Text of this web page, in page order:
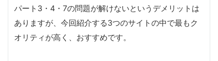
パート3・4・7の問題が解けないというデメリットは
ありますが、今回紹介する3つのサイトの中で最もク
オリティが高く、おすすめです。